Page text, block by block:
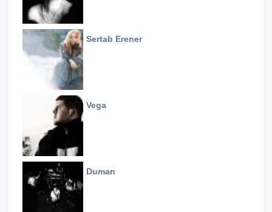
Sertab Erener
Vega
Duman